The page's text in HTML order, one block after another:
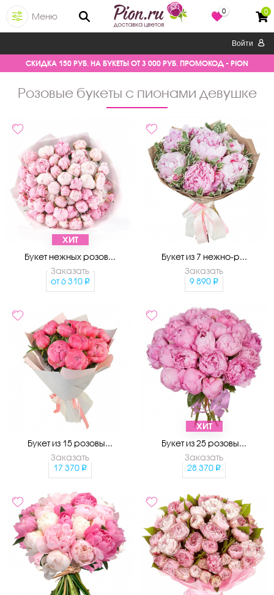
Меню
0 0
Войти
СКИДКА 150 РУБ. НА БУКЕТЫ ОТ 3 000 РУБ. ПРОМОКОД - PION
розовые букеты с пионами девушке
ХИТ
Букет нежных розов...
Заказать
от 6 310
Букет из 7 нежно-р...
Заказать
9 890
Букет из 15 розовы...
Заказать
17 370
ХИТ
Букет из 25 розовы...
Заказать
28 370